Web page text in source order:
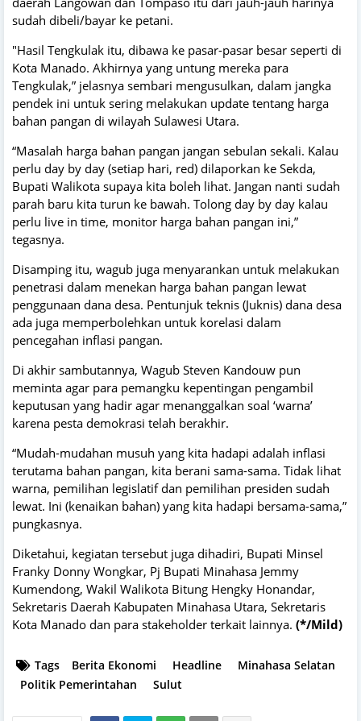
sudah dibeli/bayar ke petani.
"Hasil Tengkulak itu, dibawa ke pasar-pasar besar seperti di
Kota Manado. Akhirnya yang untung mereka para
Tengkulak,” jelasnya sembari mengusulkan, dalam jangka
pendek ini untuk sering melakukan update tentang harga
bahan pangan di wilayah Sulawesi Utara.
“Masalah harga bahan pangan jangan sebulan sekali. Kalau
perlu day by day (setiap hari, red) dilaporkan ke Sekda,
Bupati Walikota supaya kita boleh lihat. Jangan nanti sudah
parah baru kita turun ke bawah. Tolong day by day kalau
perlu live in time, monitor harga bahan pangan ini,”
tegasnya.
Disamping itu, wagub juga menyarankan untuk melakukan
penetrasi dalam menekan harga bahan pangan lewat
penggunaan dana desa. Pentunjuk teknis (Juknis) dana desa
ada juga memperbolehkan untuk korelasi dalam
pencegahan inflasi pangan.
Di akhir sambutannya, Wagub Steven Kandouw pun
meminta agar para pemangku kepentingan pengambil
keputusan yang hadir agar menanggalkan soal ‘warna’
karena pesta demokrasi telah berakhir.
“Mudah-mudahan musuh yang kita hadapi adalah inflasi
terutama bahan pangan, kita berani sama-sama. Tidak lihat
warna, pemilihan legislatif dan pemilihan presiden sudah
lewat. Ini (kenaikan bahan) yang kita hadapi bersama-sama,”
pungkasnya.
Diketahui, kegiatan tersebut juga dihadiri, Bupati Minsel
Franky Donny Wongkar, Pj Bupati Minahasa Jemmy
Kumendong, Wakil Walikota Bitung Hengky Honandar,
Sekretaris Daerah Kabupaten Minahasa Utara, Sekretaris
Kota Manado dan para stakeholder terkait lainnya. (*/Mild)
Tags Berita Ekonomi Headline
Minahasa Selatan
Politik Pemerintahan
Sulut